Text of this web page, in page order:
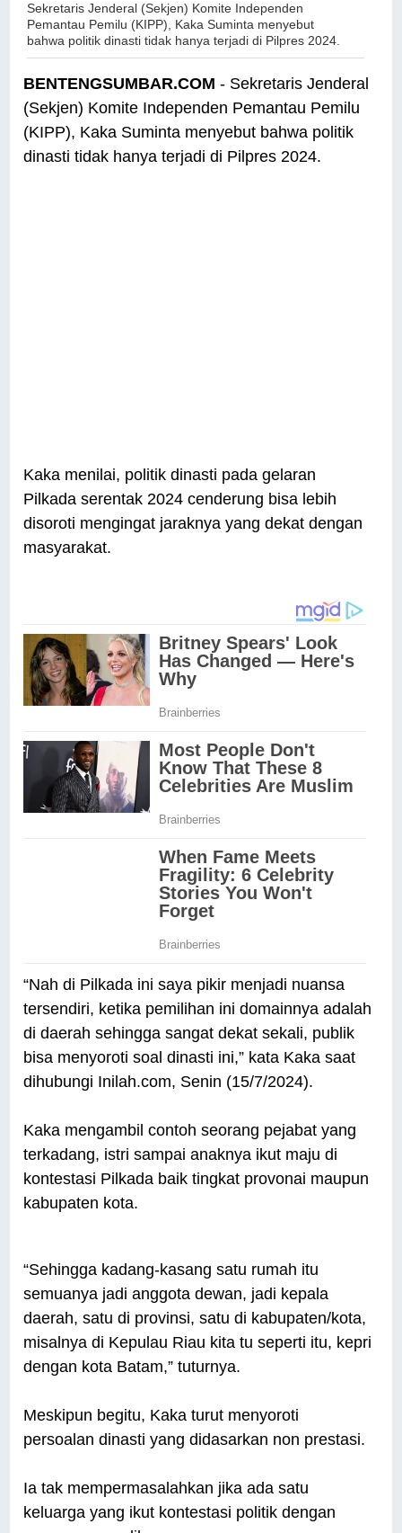
Sekretaris Jenderal (Sekjen) Komite Independen
Pemantau Pemilu (KIPP), Kaka Suminta menyebut
bahwa politik dinasti tidak hanya terjadi di Pilpres 2024.
BENTENGSUMBAR.COM - Sekretaris Jenderal
(Sekjen) Komite Independen Pemantau Pemilu
(KIPP), Kaka Suminta menyebut bahwa politik
dinasti tidak hanya terjadi di Pilpres 2024.
Kaka menilai, politik dinasti pada gelaran
Pilkada serentak 2024 cenderung bisa lebih
disoroti mengingat jaraknya yang dekat dengan
masyarakat.
“Nah di Pilkada ini saya pikir menjadi nuansa
tersendiri, ketika pemilihan ini domainnya adalah
di daerah sehingga sangat dekat sekali, publik
bisa menyoroti soal dinasti ini,” kata Kaka saat
dihubungi Inilah.com, Senin (15/7/2024).
Kaka mengambil contoh seorang pejabat yang
terkadang, istri sampai anaknya ikut maju di
kontestasi Pilkada baik tingkat provonai maupun
kabupaten kota.
“Sehingga kadang-kasang satu rumah itu
semuanya jadi anggota dewan, jadi kepala
daerah, satu di provinsi, satu di kabupaten/kota,
misalnya di Kepulau Riau kita tu seperti itu, kepri
dengan kota Batam,” tuturnya.
Meskipun begitu, Kaka turut menyoroti
persoalan dinasti yang didasarkan non prestasi.
Ia tak mempermasalahkan jika ada satu
keluarga yang ikut kontestasi politik dengan